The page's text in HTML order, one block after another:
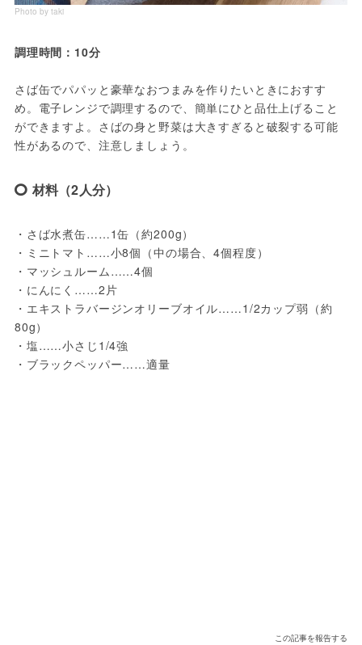
Photo by taki
調理時間：10分
さば缶でパパッと豪華なおつまみを作りたいときにおすす
め。電子レンジで調理するので、簡単にひと品仕上げること
ができますよ。さばの身と野菜は大きすぎると破裂する可能
性があるので、注意しましょう。
材料（2人分）
・さば水煮缶……1缶（約200g）
・ミニトマト……小8個（中の場合、4個程度）
・マッシュルーム……4個
・にんにく……2片
・エキストラバージンオリーブオイル……1/2カップ弱（約
80g）
・塩……小さじ1/4強
・ブラックペッパー……適量
この記事を報告する